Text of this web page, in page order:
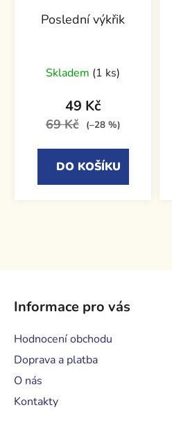
Poslední výkřik
Skladem (1 ks)
49 Kč
69 Kč (–28 %)
DO KOŠÍKU
Informace pro vás
Hodnocení obchodu
Doprava a platba
O nás
Kontakty